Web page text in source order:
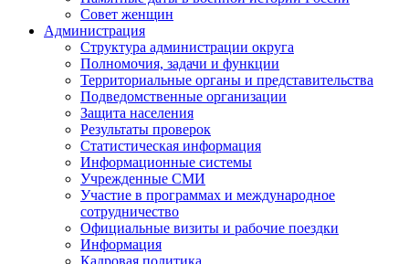
Совет женщин
Администрация
Структура администрации округа
Полномочия, задачи и функции
Территориальные органы и представительства
Подведомственные организации
Защита населения
Результаты проверок
Статистическая информация
Информационные системы
Учрежденные СМИ
Участие в программах и международное
сотрудничество
Официальные визиты и рабочие поездки
Информация